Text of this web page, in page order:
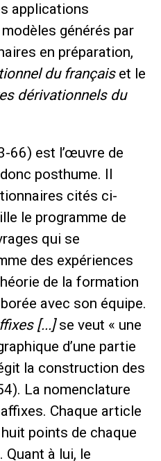
applications
générés par
en préparation,
du françaiset le
dérivationnels du
66) est l’œuvre de
posthume. Il
cités ci-
le programme de
qui se
des expériences
de la formation
avec son équipe.
[...]se veut « une
d’une partie
la construction des
La nomenclature
Chaque article
points de chaque
à lui, le